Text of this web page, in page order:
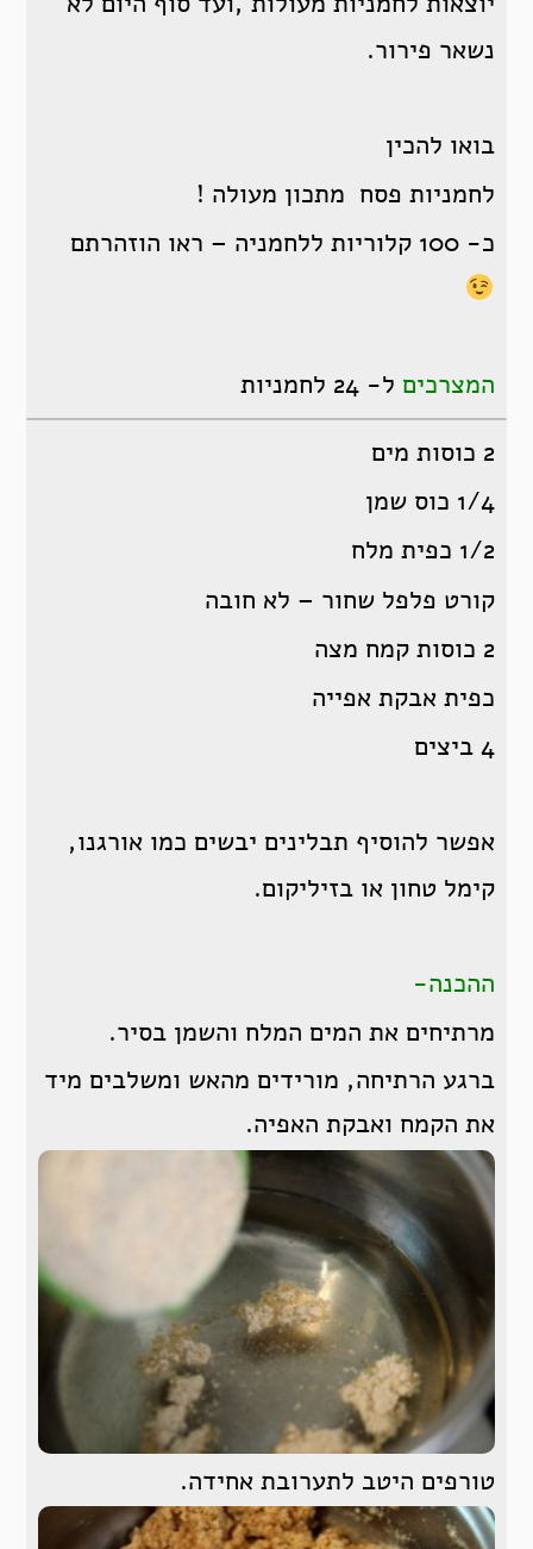
נשאר פירור.
בואו להכין
לחמניות פסח מתכון מעולה !
כ- 100 קלוריות ללחמניה – ראו הוזהרתם
המצרכים ל- 24 לחמניות
2 כוסות מים
1/4 כוס שמן
1/2 כפית מלח
קורט פלפל שחור – לא חובה
2 כוסות קמח מצה
כפית אבקת אפייה
4 ביצים
אפשר להוסיף תבלינים יבשים כמו אורגנו,
קימל טחון או בזיליקום.
ההכנה-
מרתיחים את המים המלח והשמן בסיר.
ברגע הרתיחה, מורידים מהאש ומשלבים מיד
את הקמח ואבקת האפיה.
טורפים היטב לתערובת אחידה.